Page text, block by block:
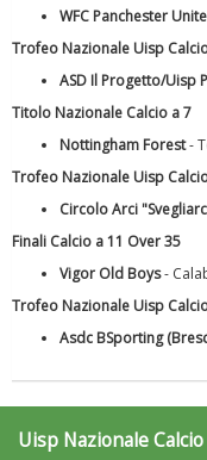
Ddl Lobby, Uisp: “Il
La formazione Uisp
WFC Panchester
Trofeo Nazionale Uisp
ASD Il Progetto/Uisp
Titolo Nazionale Calcio a 7
Nottingham Forest-
Trofeo Nazionale Uisp
Circolo Arci
Finali Calcio a 11 Over 35
Vigor Old Boys-
Trofeo Nazionale Uisp
Asdc BSporting
Uisp Nazionale Calcio